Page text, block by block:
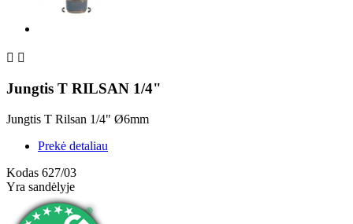
 
Jungtis T RILSAN 1/4"
Jungtis T Rilsan 1/4" Ø6mm
Prekė detaliau
Kodas 627/03
Yra sandėlyje